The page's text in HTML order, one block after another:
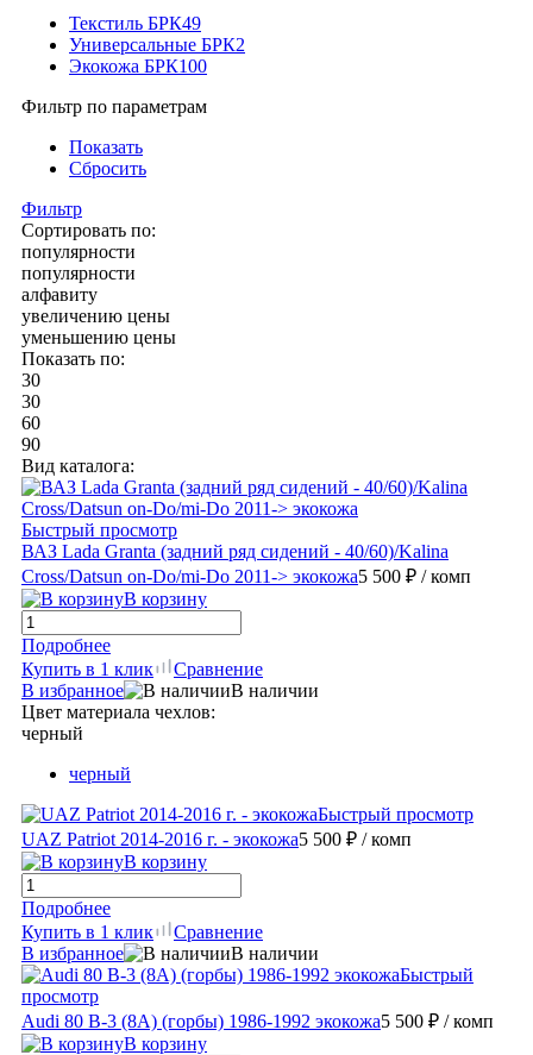
Текстиль БРК49
Универсальные БРК2
Экокожа БРК100
Фильтр по параметрам
Показать
Сбросить
Фильтр
Сортировать по:
популярности
популярности
алфавиту
увеличению цены
уменьшению цены
Показать по:
30
30
60
90
Вид каталога:
Быстрый просмотр
ВАЗ Lada Granta (задний ряд сидений - 40/60)/Kalina
Cross/Datsun on-Do/mi-Do 2011-> экокожа5 500 ₽ / комп
В корзину
Подробнее
Купить в 1 клик
Сравнение
В избранное
В наличии
Цвет материала чехлов:
черный
черный
Быстрый просмотр
UAZ Patriot 2014-2016 г. - экокожа5 500 ₽ / комп
В корзину
Подробнее
Купить в 1 клик
Сравнение
В избранное
В наличии
Быстрый
просмотр
Audi 80 B-3 (8A) (горбы) 1986-1992 экокожа5 500 ₽ / комп
В корзину